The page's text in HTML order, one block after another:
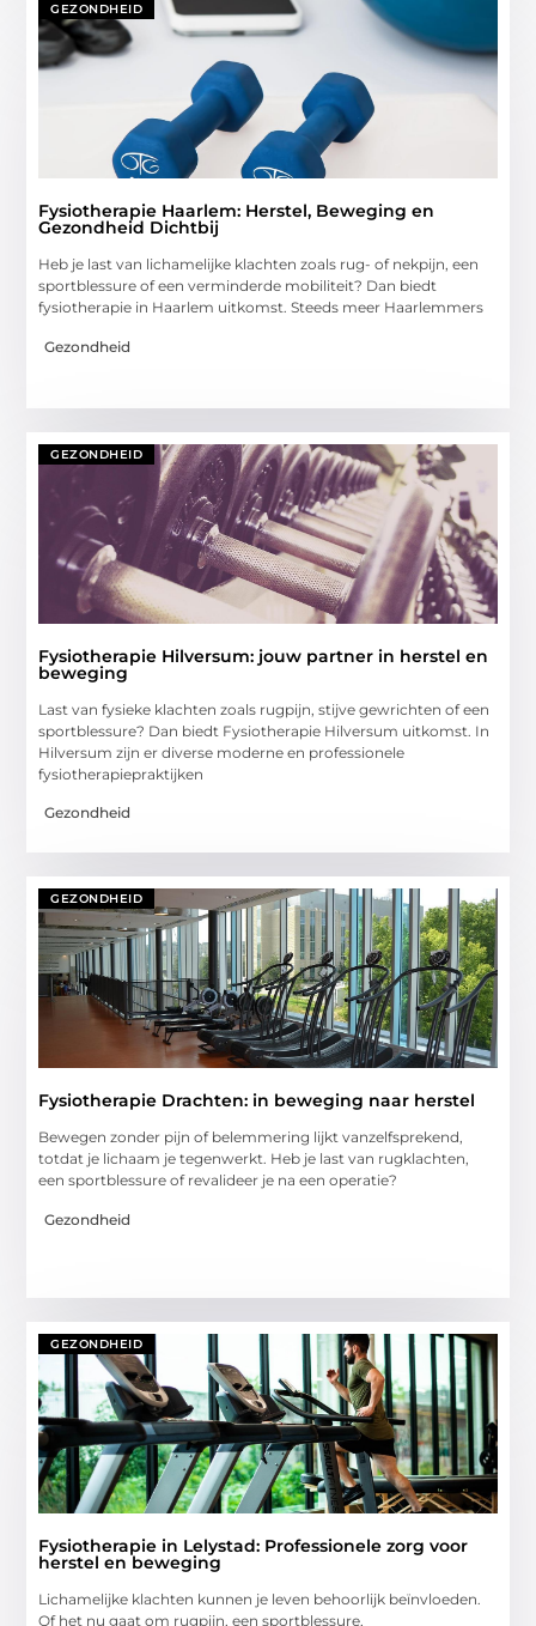
GEZONDHEID
Fysiotherapie Haarlem: Herstel, Beweging en
Gezondheid Dichtbij
Heb je last van lichamelijke klachten zoals rug- of nekpijn, een
sportblessure of een verminderde mobiliteit? Dan biedt
fysiotherapie in Haarlem uitkomst. Steeds meer Haarlemmers
Gezondheid
GEZONDHEID
Fysiotherapie Hilversum: jouw partner in herstel en
beweging
Last van fysieke klachten zoals rugpijn, stijve gewrichten of een
sportblessure? Dan biedt Fysiotherapie Hilversum uitkomst. In
Hilversum zijn er diverse moderne en professionele
fysiotherapiepraktijken
Gezondheid
GEZONDHEID
Fysiotherapie Drachten: in beweging naar herstel
Bewegen zonder pijn of belemmering lijkt vanzelfsprekend,
totdat je lichaam je tegenwerkt. Heb je last van rugklachten,
een sportblessure of revalideer je na een operatie?
Gezondheid
GEZONDHEID
Fysiotherapie in Lelystad: Professionele zorg voor
herstel en beweging
Lichamelijke klachten kunnen je leven behoorlijk beïnvloeden.
Of het nu gaat om rugpijn, een sportblessure,